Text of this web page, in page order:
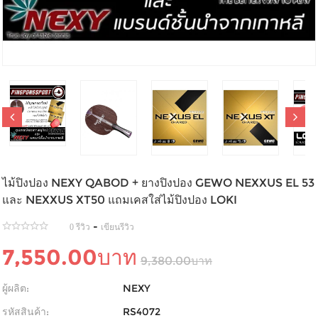
ไม้ปิงปอง NEXY QABOD + ยางปิงปอง GEWO NEXXUS EL 53
และ NEXXUS XT50 แถมเคสใส่ไม้ปิงปอง LOKI
0 รีวิว - เขียนรีวิว
7,550.00บาท 9,380.00บาท
ผู้ผลิต:
NEXY
รหัสสินค้า:
RS4072